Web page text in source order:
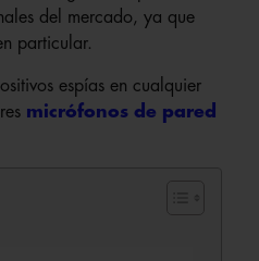
del mercado, ya que
particular.
espías en cualquier
micrófonos de pared